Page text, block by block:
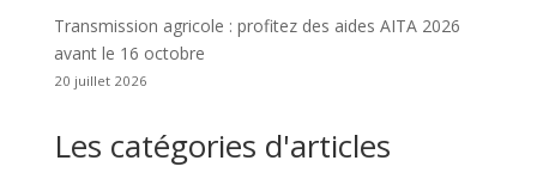
Transmission agricole : profitez des aides AITA 2026
avant le 16 octobre
20 juillet 2026
Les catégories d'articles